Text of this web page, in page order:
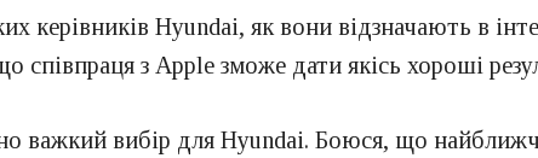
керівників Hyundai, як вони відзначають в
співпраця з Apple зможе дати якісь хороші
важкий вибір для Hyundai. Боюся, що